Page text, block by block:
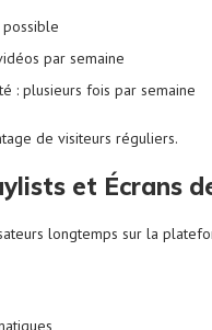
possible
par semaine
: plusieurs fois par semaine
de visiteurs réguliers.
et Écrans
longtemps sur la